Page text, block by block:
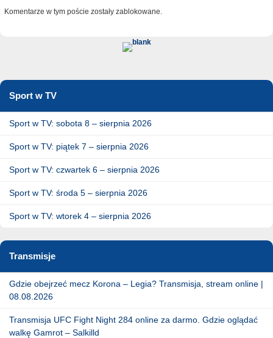
Komentarze w tym poście zostały zablokowane.
Sport w TV
Sport w TV: sobota 8 – sierpnia 2026
Sport w TV: piątek 7 – sierpnia 2026
Sport w TV: czwartek 6 – sierpnia 2026
Sport w TV: środa 5 – sierpnia 2026
Sport w TV: wtorek 4 – sierpnia 2026
Transmisje
Gdzie obejrzeć mecz Korona – Legia? Transmisja, stream online |
08.08.2026
Transmisja UFC Fight Night 284 online za darmo. Gdzie oglądać
walkę Gamrot – Salkilld